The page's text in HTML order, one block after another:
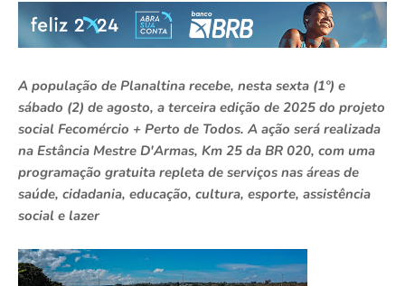
A população de Planaltina recebe, nesta sexta (1º) e
sábado (2) de agosto, a terceira edição de 2025 do projeto
social Fecomércio + Perto de Todos. A ação será realizada
na Estância Mestre D'Armas, Km 25 da BR 020, com uma
programação gratuita repleta de serviços nas áreas de
saúde, cidadania, educação, cultura, esporte, assistência
social e lazer